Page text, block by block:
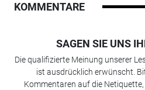
KOMMENTARE
SAGEN SIE UNS
Die qualifizierte Meinung unserer
ist ausdrücklich erwünscht.
Kommentaren auf die